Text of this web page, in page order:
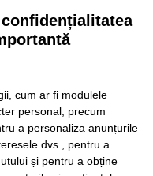
exotice
premiul I la nivel
va fi inaugurat
Calea Șagului. O
cum ar fi modulele
personal, precum
a personaliza anunțurile
dvs., pentru a
și pentru a obține